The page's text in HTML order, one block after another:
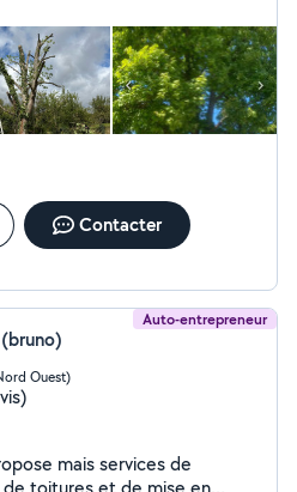
Contacter
Auto-entrepreneur
Ouest)
mais services de